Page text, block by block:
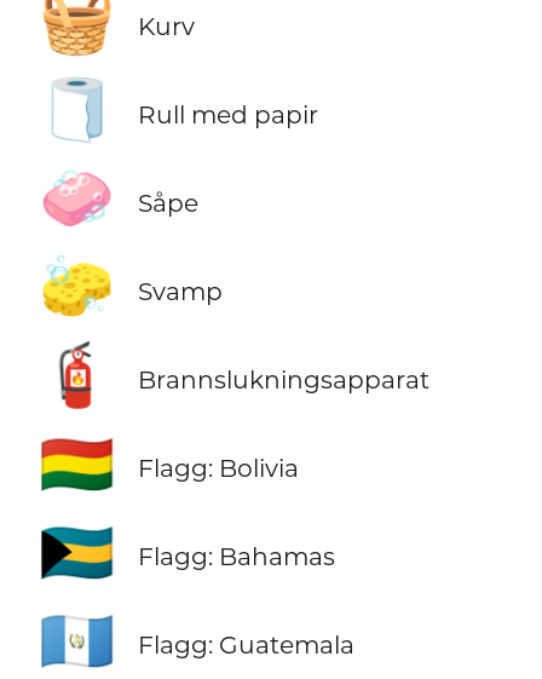
🧺 Kurv
🧻 Rull med papir
🧼 Såpe
🧽 Svamp
🧯 Brannslukningsapparat
🇧🇴 Flagg: Bolivia
🇧🇸 Flagg: Bahamas
🇬🇹 Flagg: Guatemala